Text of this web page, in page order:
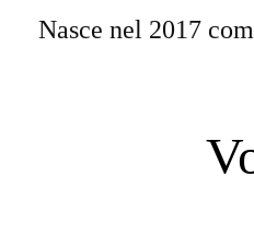
Nasce nel 2017